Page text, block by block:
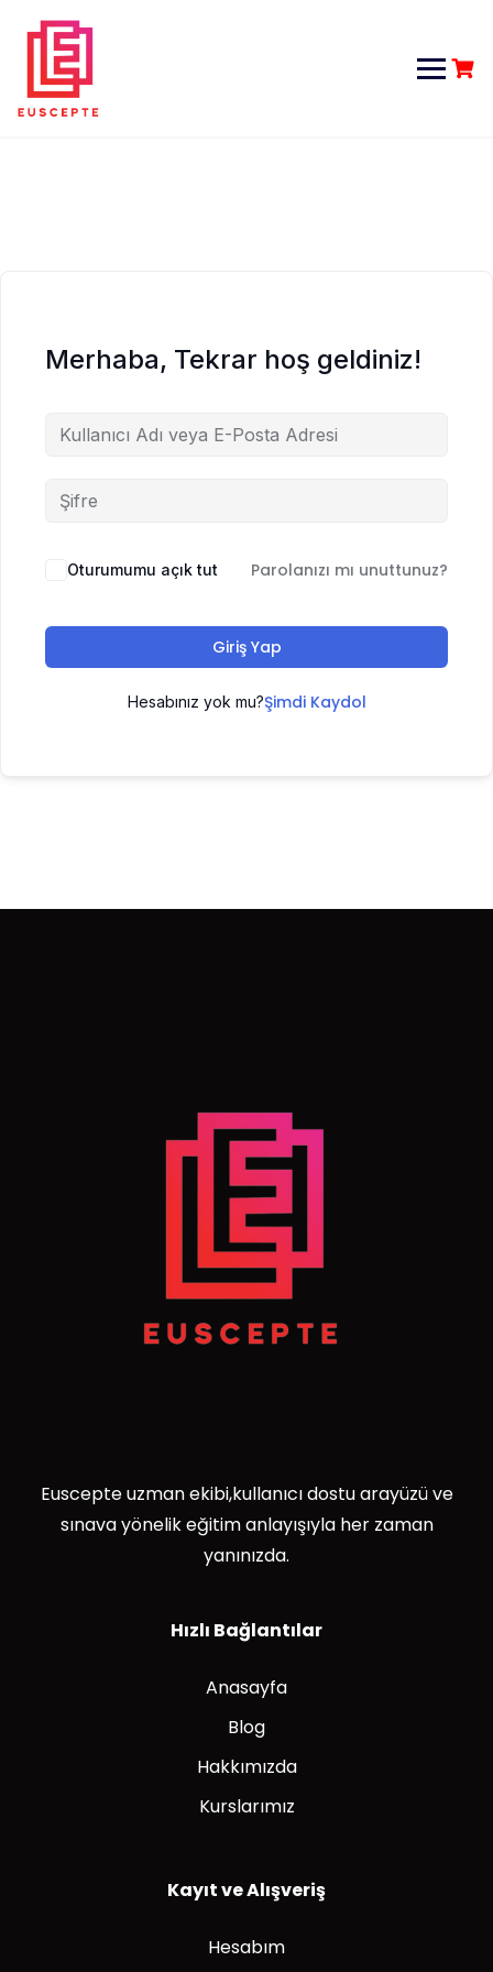
content
Merhaba, Tekrar hoş geldiniz!
Oturumumu açık tut Parolanızı mı unuttunuz?
Giriş Yap
Hesabınız yok mu?Şimdi Kaydol
Euscepte uzman ekibi,kullanıcı dostu arayüzü ve
sınava yönelik eğitim anlayışıyla her zaman
yanınızda.
Hızlı Bağlantılar
Anasayfa
Blog
Hakkımızda
Kurslarımız
Kayıt ve Alışveriş
Hesabım